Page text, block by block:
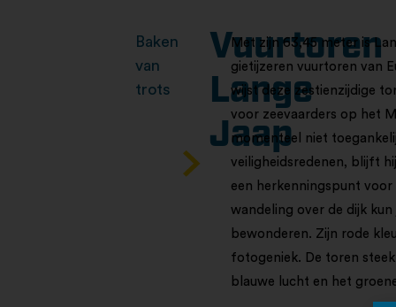
Baken
van
trots
Vuurtoren
Lange
Jaap
Met zijn 63,45 meter is
gietijzeren vuurtoren van
wijst deze zestienzijdige
voor zeevaarders op het
momenteel niet
veiligheidsredenen, blijft
een herkenningspunt voor
wandeling over de dijk
bewonderen. Zijn rode
fotogeniek. De toren
blauwe lucht en het